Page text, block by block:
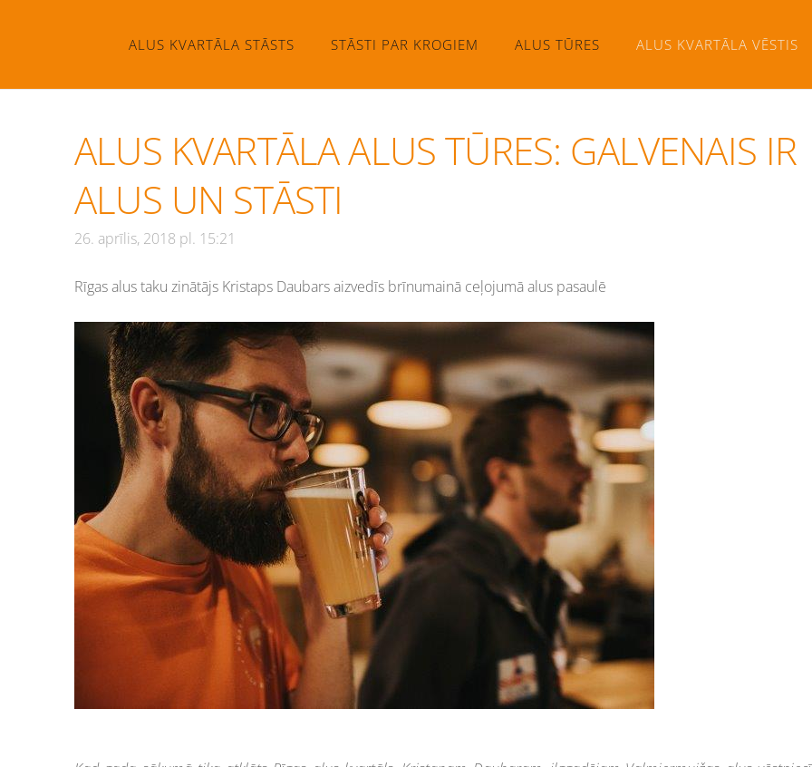
ALUS KVARTĀLA STĀSTS STĀSTI PAR KROGIEM ALUS TŪRES ALUS KVARTĀLA VĒSTIS
ALUS KVARTĀLA ALUS TŪRES: GALVENAIS IR
ALUS UN STĀSTI
26. aprīlis, 2018 pl. 15:21
Rīgas alus taku zinātājs Kristaps Daubars aizvedīs brīnumainā ceļojumā alus pasaulē